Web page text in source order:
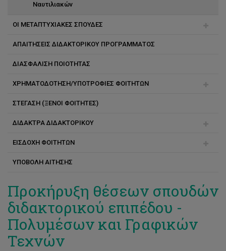
Ναυτιλιακών
ΟΙ ΜΕΤΑΠΤΥΧΙΑΚΕΣ ΣΠΟΥΔΕΣ
Ακαδημαϊκός και Ερευνητικός Σύμβουλος
Διάρκεια σπουδών
Αλλαγή προγράμματος
ΑΠΑΙΤΗΣΕΙΣ ΔΙΔΑΚΤΟΡΙΚΟΥ ΠΡΟΓΡΑΜΜΑΤΟΣ
ΔΙΑΣΦΑΛΙΣΗ ΠΟΙΟΤΗΤΑΣ
ΧΡΗΜΑΤΟΔΟΤΗΣΗ/ΥΠΟΤΡΟΦΙΕΣ ΦΟΙΤΗΤΩΝ
Υποτροφίες αριστείας για διδακτορικούς
Υποτροφίες κοινωνικής στήριξης για φοιτητές μάστερ
ΣΤΕΓΑΣΗ (ΞΕΝΟΙ ΦΟΙΤΗΤΕΣ)
ΔΙΔΑΚΤΡΑ ΔΙΔΑΚΤΟΡΙΚΟΥ
Τρόποι πληρωμής
Συνέπειες μη πληρωμής
ΕΙΣΔΟΧΗ ΦΟΙΤΗΤΩΝ
Εγγραφή
ΥΠΟΒΟΛΗ ΑΙΤΗΣΗΣ
Προκήρυξη θέσεων σπουδών
διδακτορικού επιπέδου -
Πολυμέσων και Γραφικών
Τεχνών